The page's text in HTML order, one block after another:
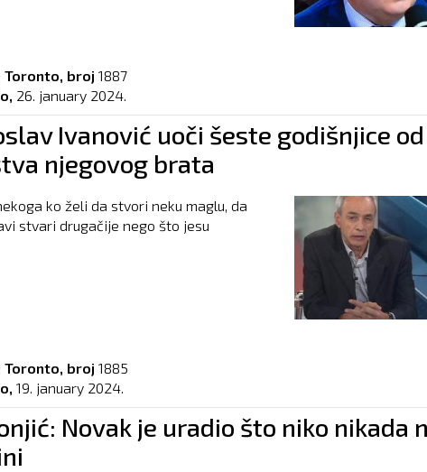
Toronto, broj 1887
26. january 2024.
Ivanović uoči šeste godišnjice od
njegovog brata
ko želi da stvori neku maglu, da
stvari drugačije nego što jesu
Toronto, broj 1885
19. january 2024.
Novak je uradio što niko nikada